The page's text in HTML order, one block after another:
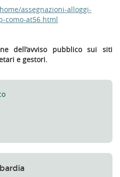
assegnazioni-alloggi-
como-at56.html
dell’avviso pubblico sui siti
e gestori.